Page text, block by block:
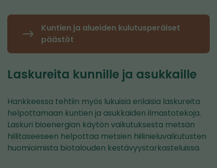
Kuntien ja alueiden kulutusperäiset
päästöt
Laskureita kunnille ja asukkaille
Hankkeessa tehtiin myös lukuisia erilaisia laskureita
helpottamaan kuntien ja asukkaiden ilmastotekoja.
Laskuri bioenergian käytön vaikutuksesta metsän
hiilitaseeseen helpottaa metsien hiilinieluvaikutusten
huomioimista biotalouden kestävyystarkasteluissa.